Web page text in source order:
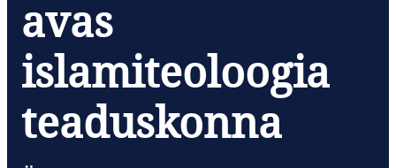
avas
islamiteoloogia
teaduskonna